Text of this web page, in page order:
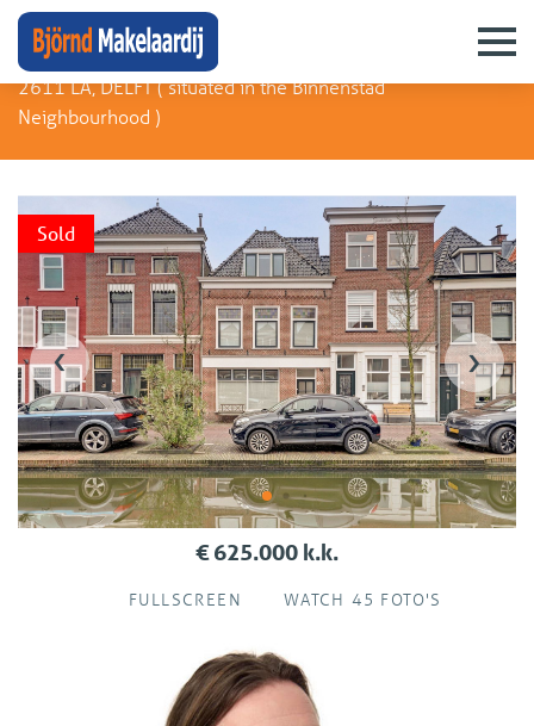
Vlamingstraat 90
2611 LA, DELFT (situated in the Binnenstad
Neighbourhood )
Sold
‹ ›
€ 625.000 k.k.
FULLSCREEN WATCH 45 FOTO'S